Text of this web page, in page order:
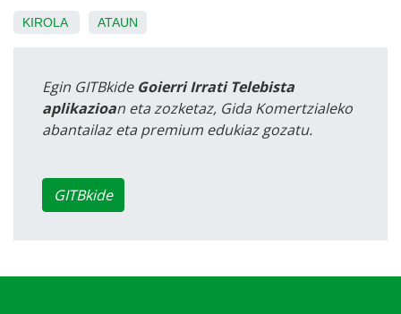
KIROLA ATAUN
Egin GITBkide Goierri Irrati Telebista
aplikazioan eta zozketaz, Gida Komertzialeko
abantailaz eta premium edukiaz gozatu.
GITBkide